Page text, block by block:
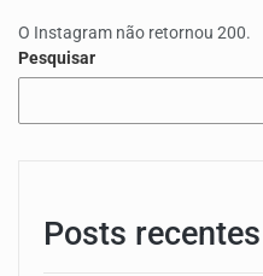
O Instagram não retornou 200.
Pesquisar
Posts recentes